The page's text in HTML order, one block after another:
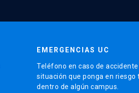
EMERGENCIAS UC
Teléfono en caso de accidente
situación que ponga en riesgo
dentro de algún campus.